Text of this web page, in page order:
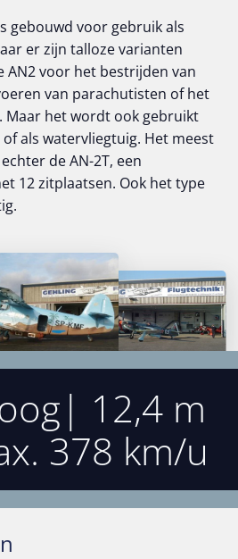
gebouwd voor gebruik als
er zijn talloze varianten
AN2 voor het bestrijden van
van parachutisten of het
Maar het wordt ook gebruikt
als watervliegtuig. Het meest
de AN-2T, een
12 zitplaatsen. Ook het type
12,4 m
378 km/u